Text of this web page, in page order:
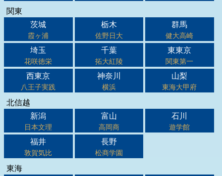
関東
茨城
霞ヶ浦
栃木
佐野日大
群馬
健大高崎
埼玉
花咲徳栄
千葉
拓大紅陵
東東京
関東第一
西東京
八王子実践
神奈川
横浜
山梨
東海大甲府
北信越
新潟
日本文理
富山
高岡商
石川
遊学館
福井
敦賀気比
長野
松商学園
東海